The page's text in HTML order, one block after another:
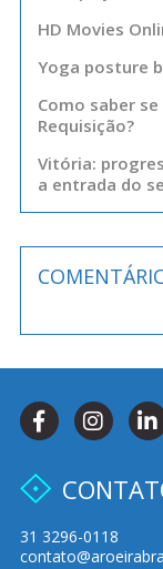
HD Movies
Yoga posture
Como saber
Requisição?
Vitória:
a entrada do
31 3296-0118